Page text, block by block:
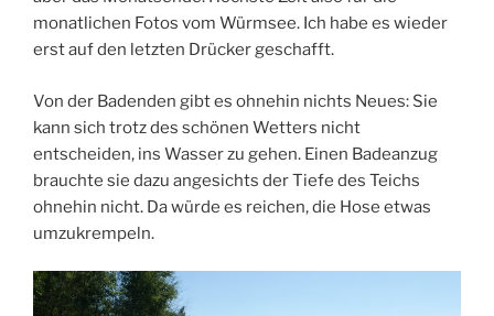
monatlichen Fotos vom Würmsee. Ich habe es wieder
erst auf den letzten Drücker geschafft.
Von der Badenden gibt es ohnehin nichts Neues: Sie
kann sich trotz des schönen Wetters nicht
entscheiden, ins Wasser zu gehen. Einen Badeanzug
brauchte sie dazu angesichts der Tiefe des Teichs
ohnehin nicht. Da würde es reichen, die Hose etwas
umzukrempeln.